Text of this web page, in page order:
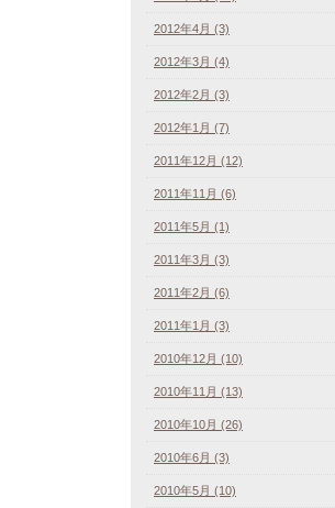
2012年4月 (3)
2012年3月 (4)
2012年2月 (3)
2012年1月 (7)
2011年12月 (12)
2011年11月 (6)
2011年5月 (1)
2011年3月 (3)
2011年2月 (6)
2011年1月 (3)
2010年12月 (10)
2010年11月 (13)
2010年10月 (26)
2010年6月 (3)
2010年5月 (10)